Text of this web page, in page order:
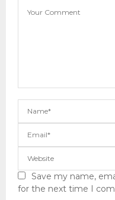
Save my name,
for the next time I